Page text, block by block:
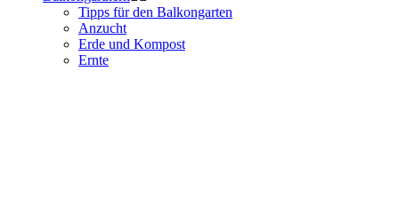
Tipps für den Balkongarten
Anzucht
Erde und Kompost
Ernte